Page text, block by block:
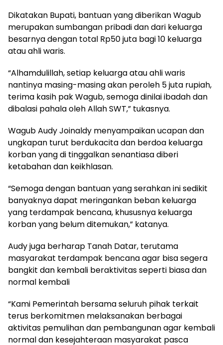
Dikatakan Bupati, bantuan yang diberikan Wagub
merupakan sumbangan pribadi dan dari keluarga
besarnya dengan total Rp50 juta bagi 10 keluarga
atau ahli waris.
“Alhamdulillah, setiap keluarga atau ahli waris
nantinya masing-masing akan peroleh 5 juta rupiah,
terima kasih pak Wagub, semoga dinilai ibadah dan
dibalasi pahala oleh Allah SWT,” tukasnya.
Wagub Audy Joinaldy menyampaikan ucapan dan
ungkapan turut berdukacita dan berdoa keluarga
korban yang di tinggalkan senantiasa diberi
ketabahan dan keikhlasan.
“Semoga dengan bantuan yang serahkan ini sedikit
banyaknya dapat meringankan beban keluarga
yang terdampak bencana, khususnya keluarga
korban yang belum ditemukan,” katanya.
Audy juga berharap Tanah Datar, terutama
masyarakat terdampak bencana agar bisa segera
bangkit dan kembali beraktivitas seperti biasa dan
normal kembali
“Kami Pemerintah bersama seluruh pihak terkait
terus berkomitmen melaksanakan berbagai
aktivitas pemulihan dan pembangunan agar kembali
normal dan kesejahteraan masyarakat pasca